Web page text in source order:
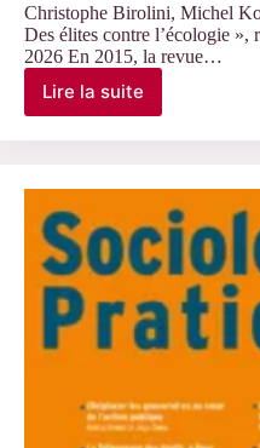
Christophe Birolini, Michel
Des élites contre l’écologie
2026 En 2015, la revue…
Lire la suite
«Des